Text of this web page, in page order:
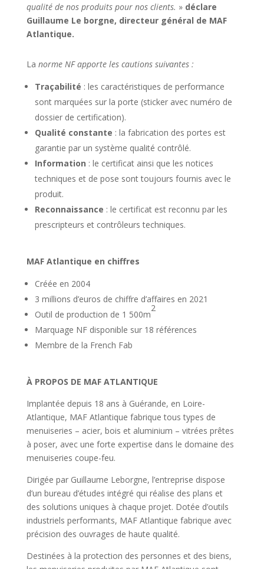
qualité de nos produits pour nos clients. » déclare
Guillaume Le borgne, directeur général de MAF
Atlantique.
La norme NF apporte les cautions suivantes :
Traçabilité : les caractéristiques de performance
sont marquées sur la porte (sticker avec numéro de
dossier de certification).
Qualité constante : la fabrication des portes est
garantie par un système qualité contrôlé.
Information : le certificat ainsi que les notices
techniques et de pose sont toujours fournis avec le
produit.
Reconnaissance : le certificat est reconnu par les
prescripteurs et contrôleurs techniques.
MAF Atlantique en chiffres
Créée en 2004
3 millions d’euros de chiffre d’affaires en 2021
Outil de production de 1 500m
2
Marquage NF disponible sur 18 références
Membre de la French Fab
À PROPOS DE MAF ATLANTIQUE
Implantée depuis 18 ans à Guérande, en Loire-
Atlantique, MAF Atlantique fabrique tous types de
menuiseries – acier, bois et aluminium – vitrées prêtes
à poser, avec une forte expertise dans le domaine des
menuiseries coupe-feu.
Dirigée par Guillaume Leborgne, l’entreprise dispose
d’un bureau d’études intégré qui réalise des plans et
des solutions uniques à chaque projet. Dotée d’outils
industriels performants, MAF Atlantique fabrique avec
précision des ouvrages de haute qualité.
Destinées à la protection des personnes et des biens,